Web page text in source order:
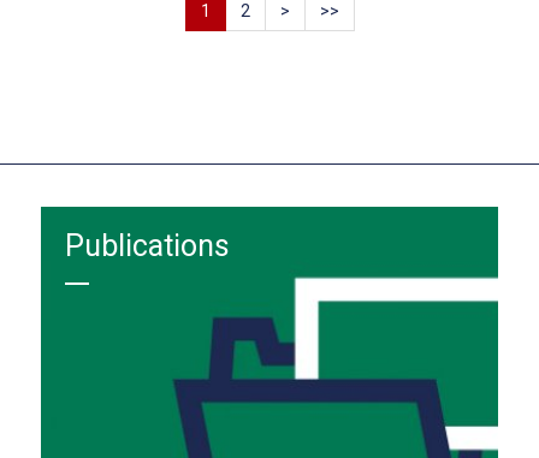
1 2 > >>
Publications